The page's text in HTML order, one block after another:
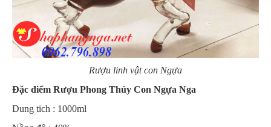
Rượu linh vật con Ngựa
Đặc điểm Rượu Phong Thủy Con Ngựa Nga
Dung tich : 1000ml